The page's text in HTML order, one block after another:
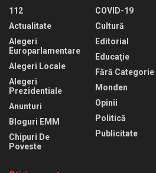
112
Actualitate
Alegeri
Europarlamentare
Alegeri Locale
Alegeri
Prezidentiale
Anunturi
Bloguri EMM
Chipuri De
Poveste
COVID-19
Cultură
Editorial
Educaţie
Fără Categorie
Monden
Opinii
Politică
Publicitate